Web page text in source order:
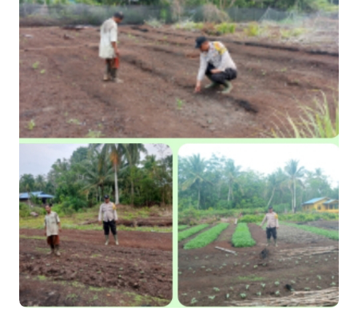
Ketenagakerjaan Diperkuat
Usut Skandal Lahan Ulayat Desa Palas, Sekoci24.co Resmi
Layangkan Surat Konfirmasi ke PT Arara Abadi.
Meranti 2026, 30 Putra-Putri Terbaik Disiapkan Kibarkan Merah
Putih
Pulihkan Konektivitas Pascabencana, HKI Rampungkan
Penanganan Jalur Lembah Anai dan Malalak
Bupati Asmar Lepas 77 Kontingen Pramuka Meranti Ikuti